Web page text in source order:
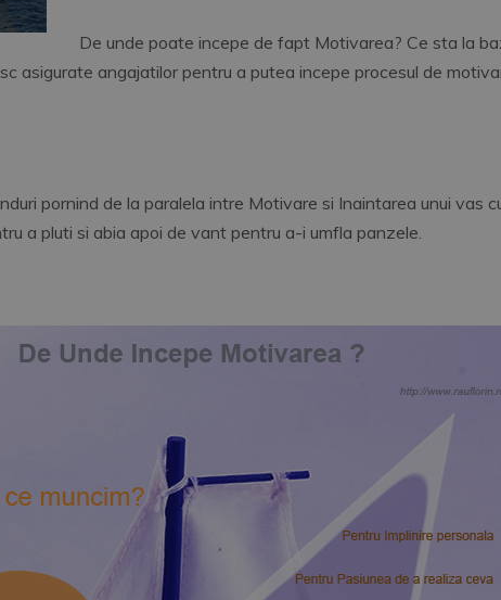
De unde poate incepe de fapt Motivarea? Ce sta la
asigurate angajatilor pentru a putea incepe procesul de
pornind de la paralela intre Motivare si Inaintarea unui vas
a pluti si abia apoi de vant pentru a-i umfla panzele.